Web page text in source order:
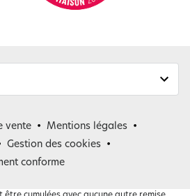
vente
Mentions légales
Gestion des cookies
conforme